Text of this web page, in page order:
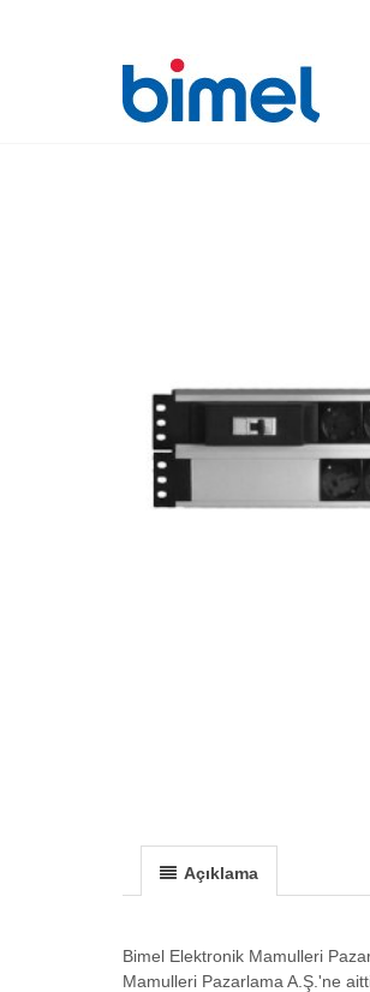
Açıklama
Bimel Elektronik Mamulleri
Mamulleri Pazarlama A.Ş.'ne